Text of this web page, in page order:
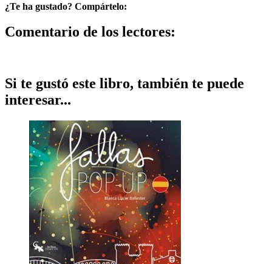
¿Te ha gustado? Compártelo:
Comentario de los lectores:
Si te gustó este libro, también te puede
interesar...